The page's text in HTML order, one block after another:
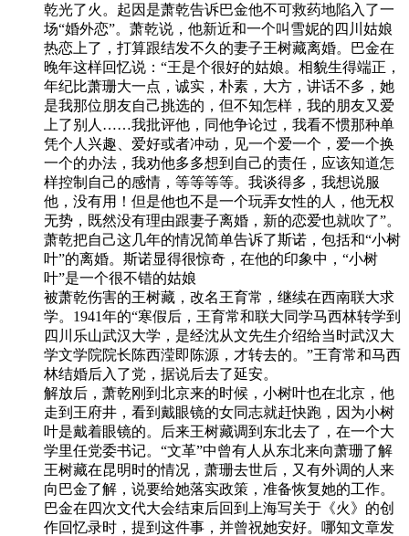
乾光了火。起因是萧乾告诉巴金他不可救药地陷入了一
场“婚外恋”。萧乾说，他新近和一个叫雪妮的四川姑娘
热恋上了，打算跟结发不久的妻子王树藏离婚。巴金在
晚年这样回忆说：“王是个很好的姑娘。相貌生得端正，
年纪比萧珊大一点，诚实，朴素，大方，讲话不多，她
是我那位朋友自己挑选的，但不知怎样，我的朋友又爱
上了别人……我批评他，同他争论过，我看不惯那种单
凭个人兴趣、爱好或者冲动，见一个爱一个，爱一个换
一个的办法，我劝他多多想到自己的责任，应该知道怎
样控制自己的感情，等等等等。我谈得多，我想说服
他，没有用！但是他也不是一个玩弄女性的人，他无权
无势，既然没有理由跟妻子离婚，新的恋爱也就吹了”。
萧乾把自己这几年的情况简单告诉了斯诺，包括和“小树
叶”的离婚。斯诺显得很惊奇，在他的印象中，“小树
叶”是一个很不错的姑娘
被萧乾伤害的王树藏，改名王育常，继续在西南联大求
学。1941年的“寒假后，王育常和联大同学马西林转学到
四川乐山武汉大学，是经沈从文先生介绍给当时武汉大
学文学院院长陈西滢即陈源，才转去的。”王育常和马西
林结婚后入了党，据说后去了延安。
解放后，萧乾刚到北京来的时候，小树叶也在北京，他
走到王府井，看到戴眼镜的女同志就赶快跑，因为小树
叶是戴着眼镜的。后来王树藏调到东北去了，在一个大
学里任党委书记。“文革”中曾有人从东北来向萧珊了解
王树藏在昆明时的情况，萧珊去世后，又有外调的人来
向巴金了解，说要给她落实政策，准备恢复她的工作。
巴金在四次文代大会结束后回到上海写关于《火》的创
作回忆录时，提到这件事，并曾祝她安好。哪知文章发